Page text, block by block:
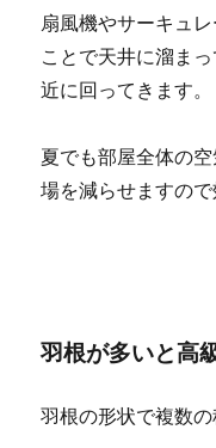
扇風機やサーキュ
ことで天井に溜ま
近に回ってきます。
夏でも部屋全体の
場を減らせますので
羽根が多いと高
羽根の形状で複数の